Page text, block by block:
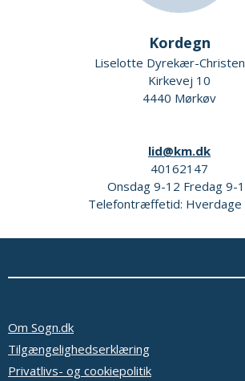
Kordegn
Liselotte Dyrekær-
Kirkevej 10
4440 Mørkøv
lid@km.dk
40162147
Onsdag 9-12 Fredag 9-
Telefontræffetid: Hverdage
Om Sogn.dk
Tilgængelighedserklæring
Privatlivs- og cookiepolitik